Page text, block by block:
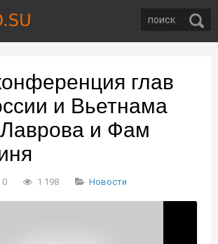
глав
и Вьетнама
и Фам
0 1 198 Новости